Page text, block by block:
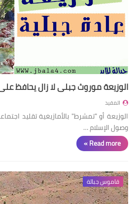
الوزيعة موروث جبلي لا زال يحافظ
المفيد
الوزيعة أو "تمشرط" بالأمازيغية تقليد
وصول الإسلام …
Read more »
قاموس جبالة